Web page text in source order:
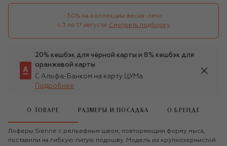
-30% на коллекции весна-лето
с 3 по 17 августа! Смотреть подборку
20% кешбэк для чёрной карты и 8% кешбэк для
оранжевой карты
С Альфа-Банком на карту ЦУМа
Подробнее
О ТОВАРЕ РАЗМЕРЫ И ПОСАДКА О БРЕНДЕ
Лоферы Sienne с рельефным швом, повторяющим форму мыса,
поставили на гибкую литую подошву. Модель из крупнозернистой